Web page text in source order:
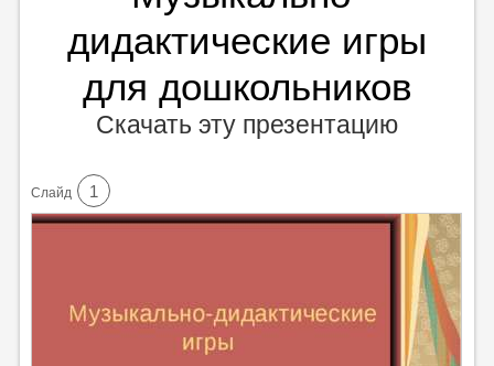
дидактические игры
для дошкольников
Скачать эту презентацию
Cлайд 1